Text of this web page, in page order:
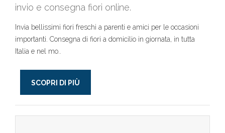
invio e consegna fiori online.
Invia bellissimi fiori freschi a parenti e amici per le occasioni
importanti. Consegna di fiori a domicilio in giornata, in tutta
Italia e nel mo..
SCOPRI DI PIÙ